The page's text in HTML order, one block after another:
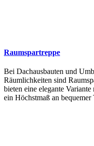
Raumspartreppe
Bei Dachausbauten und
Räumlichkeiten sind
bieten eine elegante
ein Höchstmaß an bequemer